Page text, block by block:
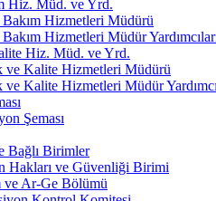
Hiz. Müd. ve Yrd.
Bakım Hizmetleri Müdürü
Bakım Hizmetleri Müdür
Hiz. Müd. ve Yrd.
ve Kalite Hizmetleri Müdürü
ve Kalite Hizmetleri Müdür
Şeması
Bağlı Birimler
Hakları ve Güvenliği Birimi
ve Ar-Ge Bölümü